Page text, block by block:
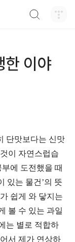
한 이야
단맛보다는 신맛
이 자연스럽습
에 도전했을 때
있는 물건 ’의 뜻
쉽게 와 닿지는
볼 수 있는 과일
는 별로 적합하
서 제가 연상하